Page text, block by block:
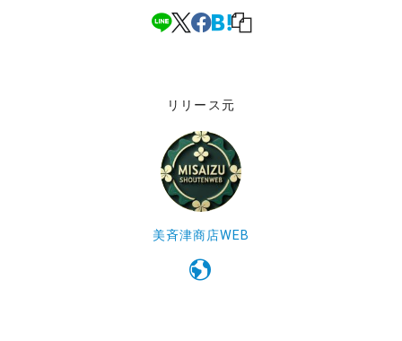
リリース元
美斉津商店WEB